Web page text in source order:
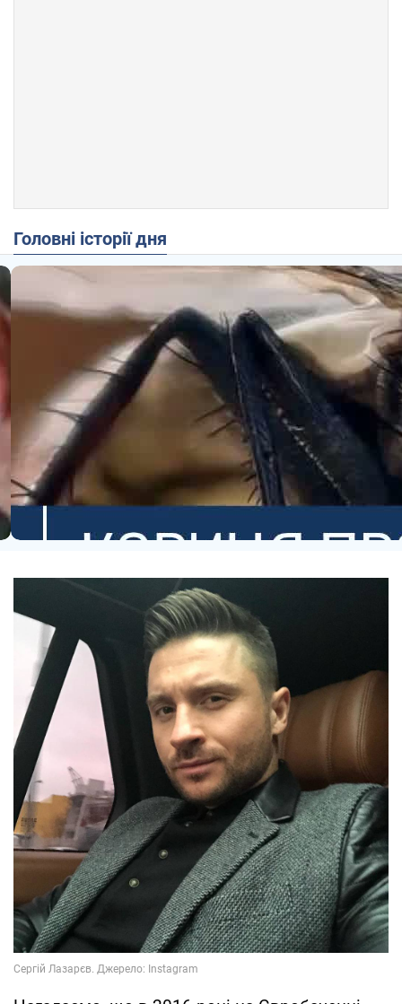
Головні історії дня